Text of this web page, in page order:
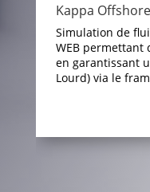
Engie Digital
Darwin est la
d’ENGIE dédiée
(éolien, solaire,
développée au